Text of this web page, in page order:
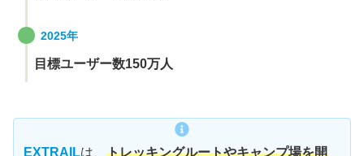
2025年
目標ユーザー数150万人
EXTRAILは、 トレッキングルートやキャンプ場を開